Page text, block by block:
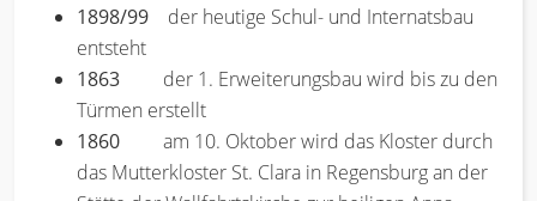
1898/99 der heutige Schul- und Internatsbau
entsteht
1863 der 1. Erweiterungsbau wird bis zu den
Türmen erstellt
1860
am 10. Oktober wird das Kloster durch
das Mutterkloster St. Clara in Regensburg an der